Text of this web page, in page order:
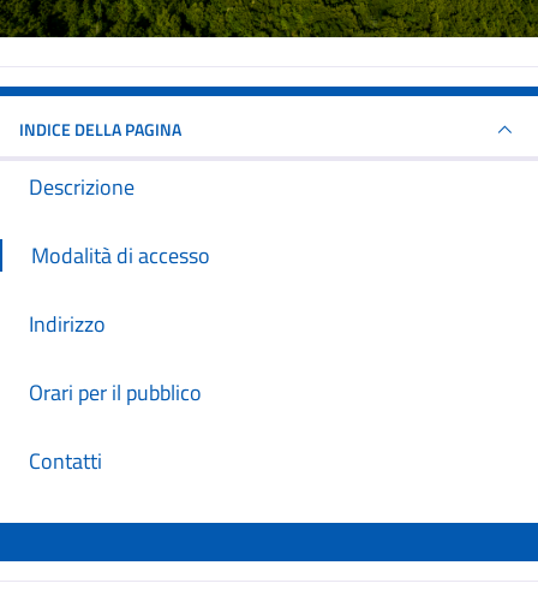
INDICE DELLA PAGINA
Descrizione
Modalità di accesso
Indirizzo
Orari per il pubblico
Contatti